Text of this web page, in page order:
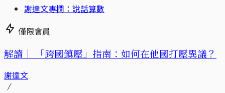
謝達文專欄：說話算數
僅限會員
解讀｜ 「跨國鎮壓」指南：如何在他國打壓異議？
謝達文